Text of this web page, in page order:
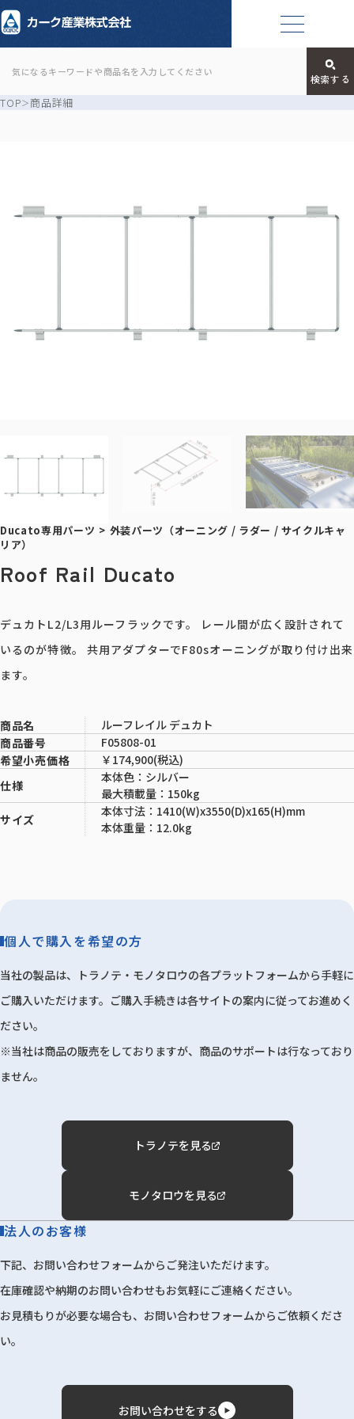
TOP 商品詳細
Ducato専用パーツ > 外装パーツ（オーニング / ラダー / サイクルキャ
リア）
Roof Rail Ducato
デュカトL2/L3用ルーフラックです。 レール間が広く設計されて
いるのが特徴。 共用アダプターでF80sオーニングが取り付け出来
ます。
商品名
ルーフレイル デュカト
商品番号
F05808-01
希望小売価格
￥174,900(税込)
仕様
本体色：シルバー
最大積載量：150kg
サイズ
本体寸法：1410(W)x3550(D)x165(H)mm
本体重量：12.0kg
個人で購入を希望の方
当社の製品は、トラノテ・モノタロウの各プラットフォームから手軽に
ご購入いただけます。ご購入手続きは各サイトの案内に従ってお進めく
ださい。
※当社は商品の販売をしておりますが、商品のサポートは行なっており
ません。
トラノテを見る
モノタロウを見る
法人のお客様
下記、お問い合わせフォームからご発注いただけます。
在庫確認や納期のお問い合わせもお気軽にご連絡ください。
お見積もりが必要な場合も、お問い合わせフォームからご依頼くださ
い。
お問い合わせをする